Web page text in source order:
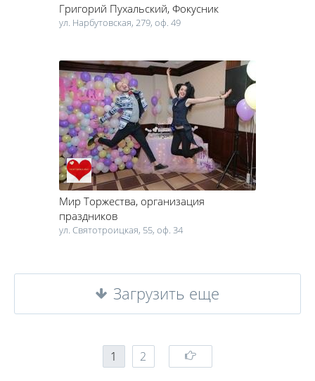
Григорий Пухальский, Фокусник
ул. Нарбутовская, 279, оф. 49
Мир Торжества, организация
праздников
ул. Святотроицкая, 55, оф. 34
Загрузить еще
1 2